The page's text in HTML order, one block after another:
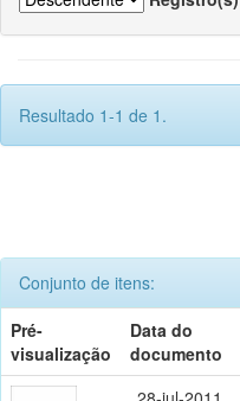
Resultado 1-1 de 1.
Conjunto de itens:
Pré-
visualização
Data do
documento